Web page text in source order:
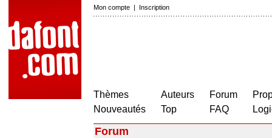
Mon compte | Inscription
Thèmes
Nouveautés
Auteurs
Top
Forum
FAQ
Forum